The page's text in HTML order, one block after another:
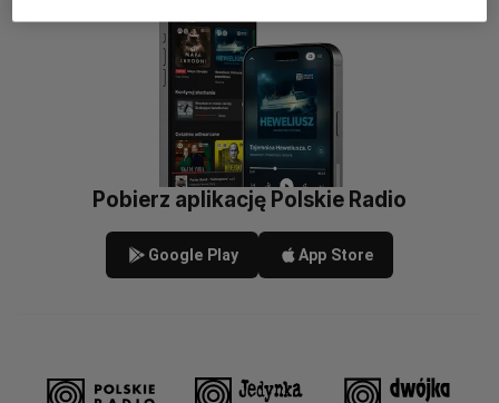
Pobierz aplikację Polskie Radio
Google Play App Store